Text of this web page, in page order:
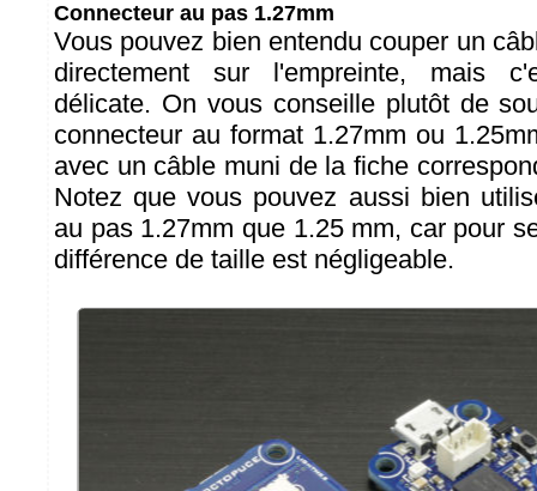
Connecteur au pas 1.27mm
Vous pouvez bien entendu couper un
directement sur l'empreinte, mais
délicate. On vous conseille plutôt de
connecteur au format 1.27mm ou
avec un câble muni de la fiche
Notez que vous pouvez aussi bien
au pas 1.27mm que 1.25 mm, car pour
différence de taille est négligeable.